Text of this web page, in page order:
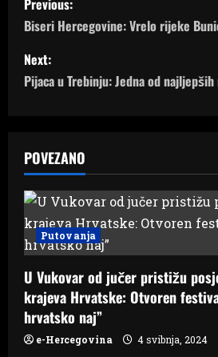
o
s
t
a
v
i
g
a
t
Previous:
Biseri Hercegovine: Vrelo rijeke
Next:
Pijaca u Trebinju: Jedna od najljepših
POVEZANO
Putovanja
U Vukovar od jučer pristižu
krajeva Hrvatske: Otvoren
hrvatsko naj”
e-Hercegovina 4 svibnja, 2024